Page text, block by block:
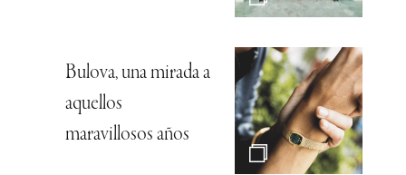
Bulova, una mirada a
aquellos
maravillosos años